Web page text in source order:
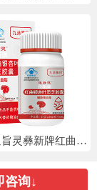
灵彝新牌红曲银
咨询↓